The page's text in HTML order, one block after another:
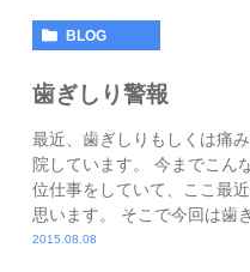
BLOG
歯ぎしり警報
最近、歯ぎしりもしくは痛
院しています。 今までこん
位仕事をしていて、ここ最
思います。 そこで今回は歯
2015.08.08